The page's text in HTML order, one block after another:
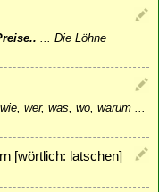
... Die Löhne
wie, wer, was, wo, warum ...
[wörtlich: latschen]